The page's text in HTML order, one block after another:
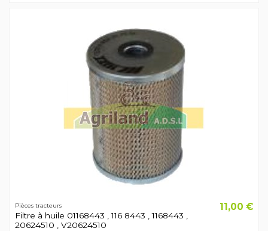
Pièces tracteurs
Filtre à huile 01168443 , 116 8443 , 1168443 ,
20624510 , V20624510
11,00 €